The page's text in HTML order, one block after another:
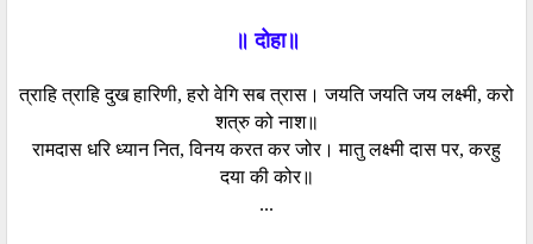
॥ दोहा॥
त्राहि त्राहि दुख हारिणी, हरो वेगि सब त्रास। जयति जयति जय लक्ष्मी, करो
शत्रु को नाश॥
रामदास धरि ध्यान नित, विनय करत कर जोर। मातु लक्ष्मी दास पर, करहु
दया की कोर॥
...